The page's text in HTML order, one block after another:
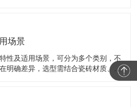
胶；小规格普通瓷砖可选用C1级基础
场景
性及适用场景，可分为多个类别，不
明确差异，选型需结合瓷砖材质、尺
体分类及适用范围如下： （一）按粘
≤600mm）铺贴，如客厅、